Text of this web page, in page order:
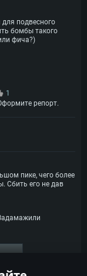
подвесного
бомбы такого
фича?)
1
репорт.
пике, чего более
Сбить его не дав